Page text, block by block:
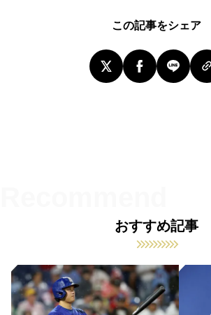
この記事をシェア
おすすめ記事